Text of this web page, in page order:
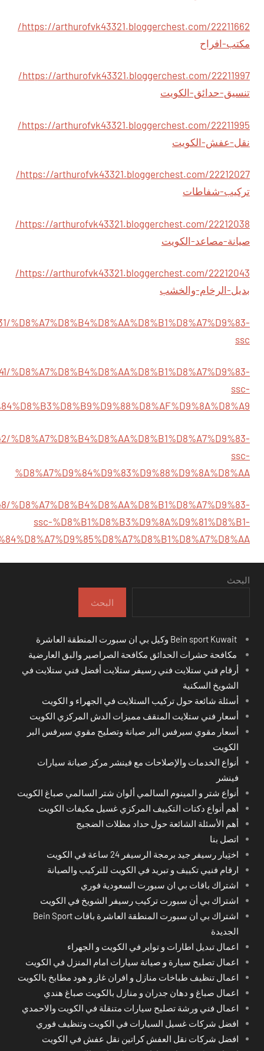
https://arthurofvk43321.bloggerchest.com/22211662/
مكتب-افراح
https://arthurofvk43321.bloggerchest.com/22211997/
تنسيق-حدائق-الكويت
https://arthurofvk43321.bloggerchest.com/22211995/
نقل-عفش-الكويت
https://arthurofvk43321.bloggerchest.com/22212027/
تركيب-شفاطات
https://arthurofvk43321.bloggerchest.com/22212038/
صيانة-مصاعد-الكويت
https://arthurofvk43321.bloggerchest.com/22212043/
بديل-الرخام-والخشب
ssc
ssc-
ssc-
%D8%A7%D9%84%D9%83%D9%88%D9%8A%D8%AA
ssc-%D8%B1%D8%B3%D9%8A%D9%81%D8%B1-
البحث
البحث
مكافحة حشرات الحدائق مكافحة الصراصير والبق العارضية
أرقام فني ستلايت فني رسيفر ستلايت أفضل فني ستلايت في
الشويخ السكنية
أسئلة شائعة حول تركيب الستلايت في الجهراء و الكويت
أسعار فني ستلايت المنقف مميزات الدش المركزي الكويت
أسعار مقوي سيرفس البر صيانة وتصليح مقوي سيرفس البر
الكويت
أنواع الخدمات والإصلاحات مع فينشر مركز صيانة سيارات
فينشر
أنواع شتر و المينوم السالمي ألوان شتر السالمي صباغ الكويت
أهم أنواع دكتات التكييف المركزي غسيل مكيفات الكويت
أهم الأسئلة الشائعة حول حداد مظلات الضجيج
اتصل بنا
اختِيار رسيفر جيد برمجة الرسيفر 24 ساعة في الكويت
ارقام فنيي تكييف و تبريد في الكويت للتركيب والصيانة
اشتراك باقات بي ان سبورت السعودية فوري
اشتراك بي أن سبورت تركيب رسيفر الشويخ في الكويت
اشتراك بي ان سبورت المنطقة العاشرة باقات Bein Sport
الجديدة
اعمال تبديل اطارات و تواير في الكويت و الجهراء
اعمال تصليح سيارة و صيانة سيارات امام المنزل في الكويت
اعمال تنظيف طباخات منازل و افران غاز و هود مطابخ بالكويت
اعمال صباغ و دهان جدران و منازل بالكويت صباغ هندي
اعمال فني ورشة تصليح سيارات متنقلة في الكويت والاحمدي
افضل شركات غسيل السيارات في الكويت وتنظيف فوري
افضل شركات نقل العفش كراتين نقل عفش في الكويت